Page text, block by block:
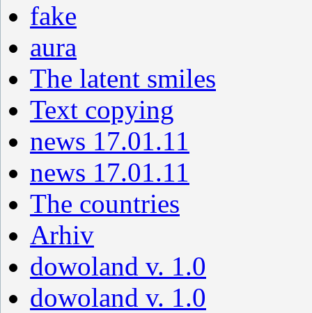
fake
aura
The latent smiles
Text copying
news 17.01.11
news 17.01.11
The countries
Arhiv
dowoland v. 1.0
dowoland v. 1.0